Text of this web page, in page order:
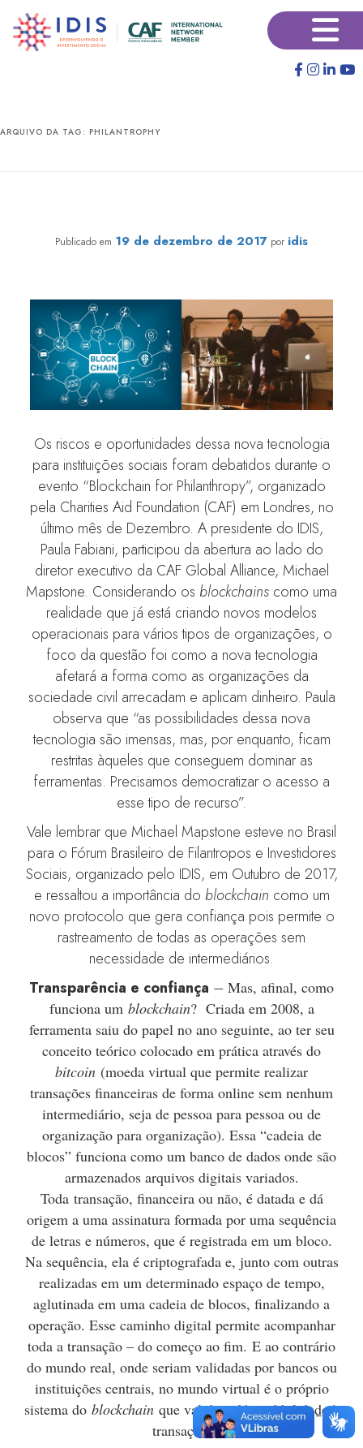
para
para
×
ARQUIVO DA TAG: PHILANTROPHY
Publicado em 19 de dezembro de 2017 por idis
Os riscos e oportunidades dessa nova tecnologia
para instituições sociais foram debatidos durante o
evento “Blockchain for Philanthropy”, organizado
pela Charities Aid Foundation (CAF) em Londres, no
último mês de Dezembro. A presidente do IDIS,
Paula Fabiani, participou da abertura ao lado do
diretor executivo da CAF Global Alliance, Michael
Mapstone. Considerando os blockchains como uma
realidade que já está criando novos modelos
operacionais para vários tipos de organizações, o
foco da questão foi como a nova tecnologia
afetará a forma como as organizações da
sociedade civil arrecadam e aplicam dinheiro. Paula
observa que “as possibilidades dessa nova
tecnologia são imensas, mas, por enquanto, ficam
restritas àqueles que conseguem dominar as
ferramentas. Precisamos democratizar o acesso a
esse tipo de recurso”.
Vale lembrar que Michael Mapstone esteve no Brasil
para o Fórum Brasileiro de Filantropos e Investidores
Sociais, organizado pelo IDIS, em Outubro de 2017,
e ressaltou a importância do blockchain como um
novo protocolo que gera confiança pois permite o
rastreamento de todas as operações sem
necessidade de intermediários.
Transparência e confiança – Mas, afinal, como
funciona um blockchain? Criada em 2008, a
ferramenta saiu do papel no ano seguinte, ao ter seu
conceito teórico colocado em prática através do
bitcoin (moeda virtual que permite realizar
transações financeiras de forma online sem nenhum
intermediário, seja de pessoa para pessoa ou de
organização para organização). Essa “cadeia de
blocos” funciona como um banco de dados onde são
armazenados arquivos digitais variados.
Toda transação, financeira ou não, é datada e dá
origem a uma assinatura formada por uma sequência
de letras e números, que é registrada em um bloco.
Na sequência, ela é criptografada e, junto com outras
realizadas em um determinado espaço de tempo,
aglutinada em uma cadeia de blocos, finalizando a
operação. Esse caminho digital permite acompanhar
toda a transação – do começo ao fim. E ao contrário
do mundo real, onde seriam validadas por bancos ou
instituições centrais, no mundo virtual é o próprio
sistema do blockchain que valida e dá credibilidade à
transação.